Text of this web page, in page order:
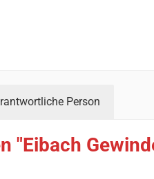
Person
"Eibach